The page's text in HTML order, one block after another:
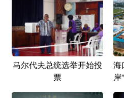
马尔代夫总统选举开始投
票
海